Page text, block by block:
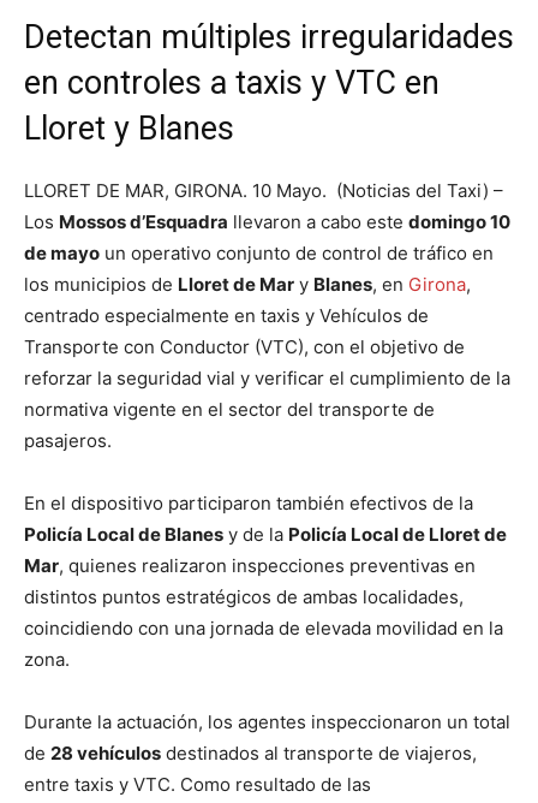
Detectan múltiples irregularidades
en controles a taxis y VTC en
Lloret y Blanes
LLORET DE MAR, GIRONA. 10 Mayo. (Noticias del Taxi) –
Los Mossos d’Esquadra llevaron a cabo este domingo 10
de mayo un operativo conjunto de control de tráfico en
los municipios de Lloret de Mar y Blanes, en Girona,
centrado especialmente en taxis y Vehículos de
Transporte con Conductor (VTC), con el objetivo de
reforzar la seguridad vial y verificar el cumplimiento de la
normativa vigente en el sector del transporte de
pasajeros.
En el dispositivo participaron también efectivos de la
Policía Local de Blanes y de la Policía Local de Lloret de
Mar, quienes realizaron inspecciones preventivas en
distintos puntos estratégicos de ambas localidades,
coincidiendo con una jornada de elevada movilidad en la
zona.
Durante la actuación, los agentes inspeccionaron un total
de 28 vehículos destinados al transporte de viajeros,
entre taxis y VTC. Como resultado de las